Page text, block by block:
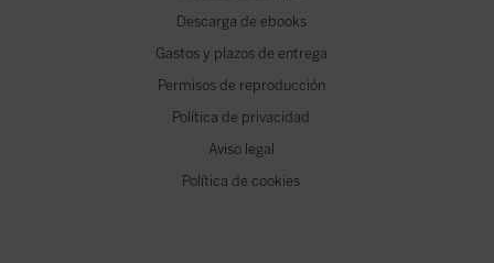
Descarga de ebooks
Gastos y plazos de entrega
Permisos de reproducción
Política de privacidad
Aviso legal
Política de cookies